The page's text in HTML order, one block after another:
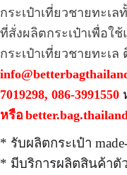
กระเป๋าเที่ยวชายทะเล
ที่สั่งผลิตกระเป๋าเพื่อใ
กระเป๋าเที่ยวชายทะเล
7019298, 086-3991550
หรือ better.bag.thailand
* รับผลิตกระเป๋า
* มีบริการผลิตสินค้าตั